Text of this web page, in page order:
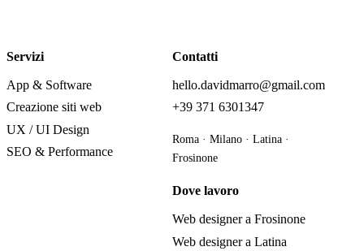
Servizi
App & Software
Creazione siti web
UX / UI Design
SEO & Performance
Contatti
hello.davidmarro@gmail.com
+39 371 6301347
Roma · Milano · Latina ·
Frosinone
Dove lavoro
Web designer a Frosinone
Web designer a Latina